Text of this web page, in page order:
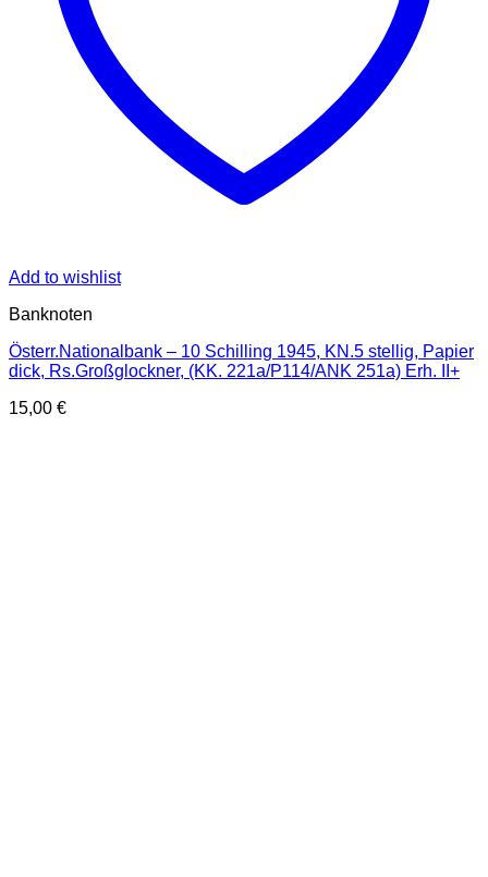
Add to wishlist
Banknoten
Österr.Nationalbank – 10 Schilling 1945, KN.5 stellig, Papier
dick, Rs.Großglockner, (KK. 221a/P114/ANK 251a) Erh. II+
15,00 €